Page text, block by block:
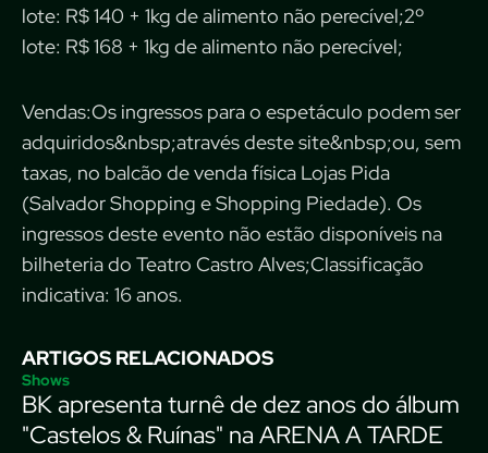
lote: R$ 140 + 1kg de alimento não perecível;2º
lote: R$ 168 + 1kg de alimento não perecível;
Vendas:Os ingressos para o espetáculo podem ser
adquiridos&nbsp;através deste site&nbsp;ou, sem
taxas, no balcão de venda física Lojas Pida
(Salvador Shopping e Shopping Piedade). Os
ingressos deste evento não estão disponíveis na
bilheteria do Teatro Castro Alves;Classificação
indicativa: 16 anos.
ARTIGOS RELACIONADOS
Shows
BK apresenta turnê de dez anos do álbum
"Castelos & Ruínas" na ARENA A TARDE